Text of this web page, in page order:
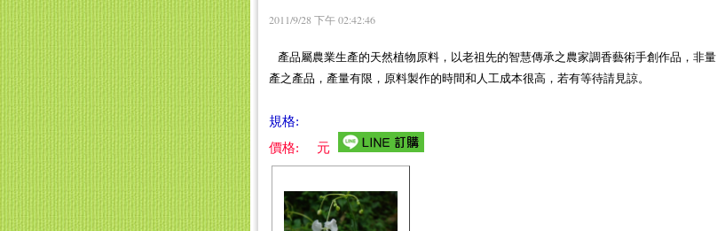
2011/9/28 下午 02:42:46
產品屬農業生產的天然植物原料，以老祖先的智慧傳承之農家調香藝術手創作品，非量
產之產品，產量有限，原料製作的時間和人工成本很高，若有等待請見諒。
規格:
價格:
元